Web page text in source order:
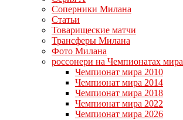
Соперники Милана
Статьи
Товарищеские матчи
Трансферы Милана
Фото Милана
россонери на Чемпионатах мира
Чемпионат мира 2010
Чемпионат мира 2014
Чемпионат мира 2018
Чемпионат мира 2022
Чемпионат мира 2026